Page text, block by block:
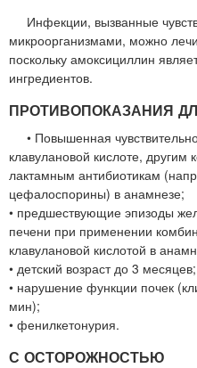
Инфекции, вызванные
микроорганизмами, можно
поскольку амоксициллин
ингредиентов.
ПРОТИВОПОКАЗАНИЯ
• Повышенная
клавулановой кислоте,
лактамным антибиотикам
цефалоспорины) в анамнезе;
• предшествующие эпизоды
печени при применении
клавулановой кислотой в
• детский возраст до 3 месяцев;
• нарушение функции почек
мин);
• фенилкетонурия.
С ОСТОРОЖНОСТЬЮ